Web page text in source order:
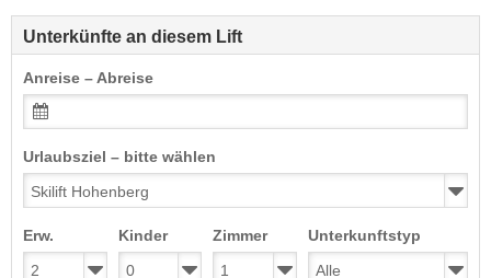
Unterkünfte an diesem Lift
Anreise – Abreise
Urlaubsziel – bitte wählen
Erw. Kinder Zimmer Unterkunftstyp